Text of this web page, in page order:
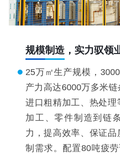
规模制造，实力驭领
25万㎡生产规模，
产力高达6000万多米
进口粗精加工、热处
加工、零件制造到链
力，提高效率、保证品
制需求。配置80吨疲